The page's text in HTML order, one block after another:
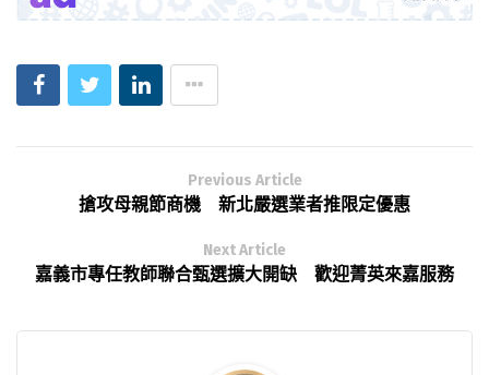
Previous Article
搶攻母親節商機 新北嚴選業者推限定優惠
Next Article
嘉義市專任教師聯合甄選擴大開缺 歡迎菁英來嘉服務